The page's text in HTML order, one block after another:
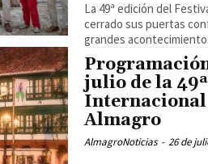
La 49ª edición del
cerrado sus puertas
grandes
julio de la
Internacional
Almagro
AlmagroNoticias - 26 de